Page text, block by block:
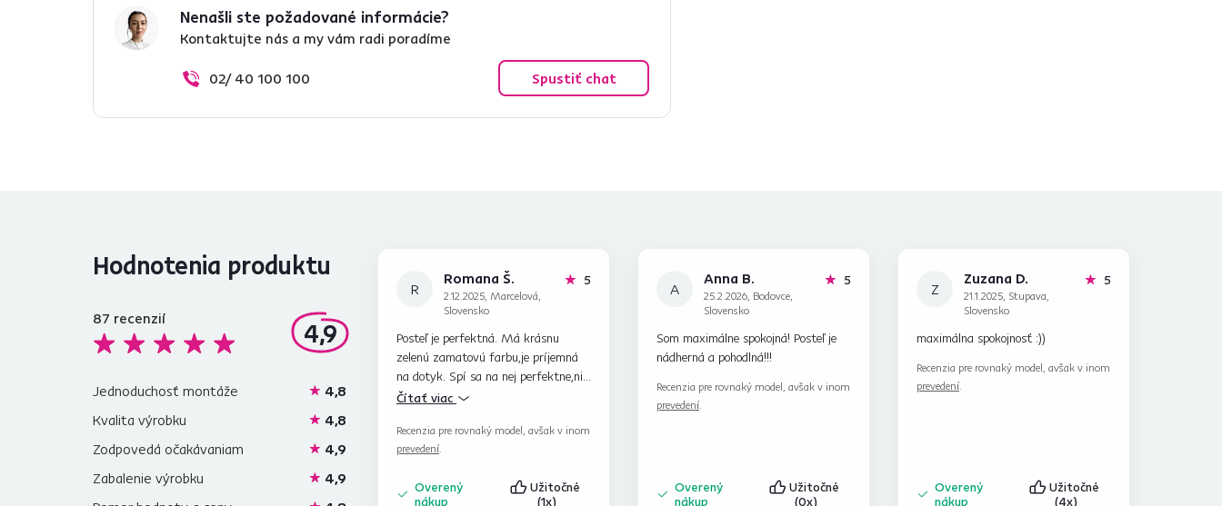
Nenašli ste požadované informácie?
Kontaktujte nás a my vám radi poradíme
02/ 40 100 100 Spustiť chat
Hodnotenia produktu
4,9
87 recenzií
Jednoduchosť montáže
4,8
Kvalita výrobku
4,8
Zodpovedá očakávaniam
4,9
Zabalenie výrobku
4,9
R
Romana Š.
2.12.2025, Marcelová,
Slovensko
5hviezdičiek
Posteľ je perfektná. Má krásnu
zelenú zamatovú farbu,je príjemná
na dotyk. Spí sa na nej perfektne,nie
je ani tvrdá ani mäkká. Plus bol k nej
Čítať viac
Recenzia pre rovnaký model, avšak v inom
prevedení.
Overený
nákup
Užitočné
(1x)
A
Anna B.
25.2.2026, Bodovce,
Slovensko
5hviezdičiek
Som maximálne spokojná! Posteľ je
nádherná a pohodlná!!!
Recenzia pre rovnaký model, avšak v inom
prevedení
Overený
nákup
Užitočné
(0x)
Z
Zuzana D.
21.1.2025, Stupava,
Slovensko
5hviezdičiek
maximálna spokojnosť :))
Recenzia pre rovnaký model, avšak v inom
prevedení
Overený
nákup
Užitočné
(4x)